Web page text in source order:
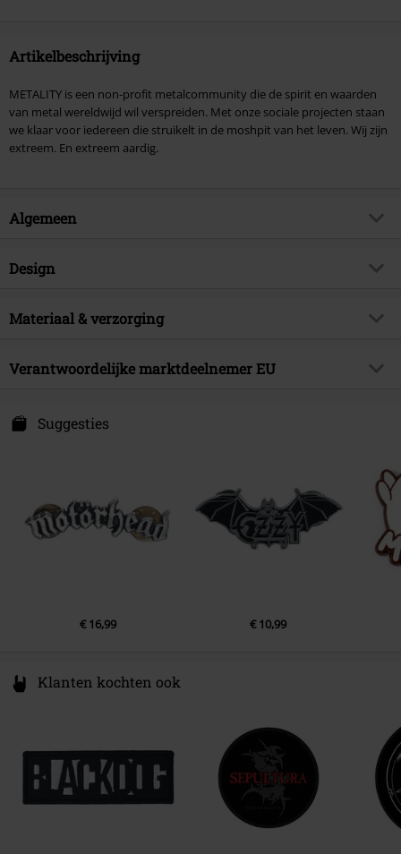
Artikelbeschrijving
METALITY is een non-profit metalcommunity die de spirit en waarden
van metal wereldwijd wil verspreiden. Met onze sociale projecten staan
we klaar voor iedereen die struikelt in de moshpit van het leven. Wij zijn
extreem. En extreem aardig.
Algemeen
Artikelnr.
Brand
Licentie
officieel gelicentieerd artikel
Design
Producttype
Materiaal & verzorging
Buitenmateriaal Zinklegering
Verantwoordelijke marktdeelnemer EU
Am Wallgraben 6-8
40625 Düsseldorf
Suggesties
€ 16,99 € 10,99
Klanten kochten ook